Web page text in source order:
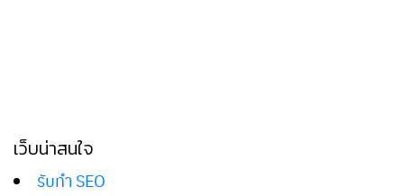
เว็บน่าสนใจ
รับทำ SEO